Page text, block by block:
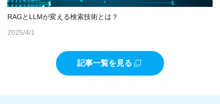
RAGとLLMが変える検索技術とは？
2025/4/1
記事一覧を見る